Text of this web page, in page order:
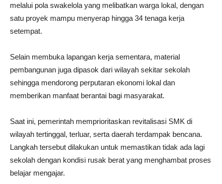
melalui pola swakelola yang melibatkan warga lokal, dengan
satu proyek mampu menyerap hingga 34 tenaga kerja
setempat.
Selain membuka lapangan kerja sementara, material
pembangunan juga dipasok dari wilayah sekitar sekolah
sehingga mendorong perputaran ekonomi lokal dan
memberikan manfaat berantai bagi masyarakat.
Saat ini, pemerintah memprioritaskan revitalisasi SMK di
wilayah tertinggal, terluar, serta daerah terdampak bencana.
Langkah tersebut dilakukan untuk memastikan tidak ada lagi
sekolah dengan kondisi rusak berat yang menghambat proses
belajar mengajar.